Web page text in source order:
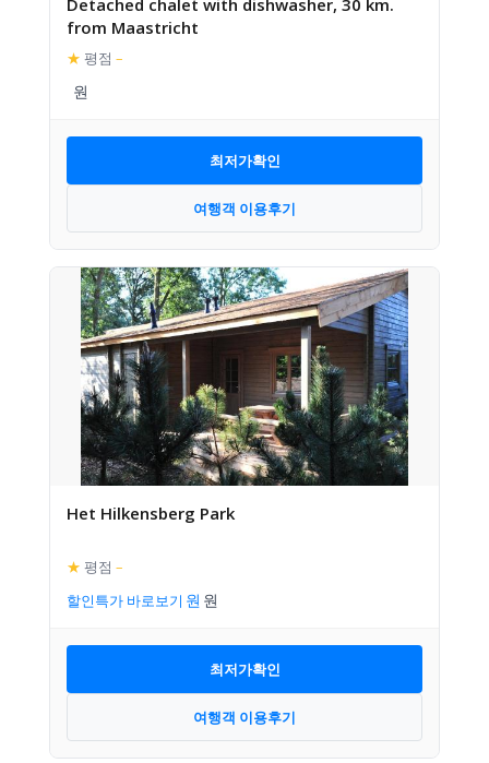
Detached chalet with dishwasher, 30 km.
from Maastricht
★ 평점 –
최저가확인
여행객 이용후기
Het Hilkensberg Park
★ 평점 –
할인특가 바로보기
최저가확인
여행객 이용후기